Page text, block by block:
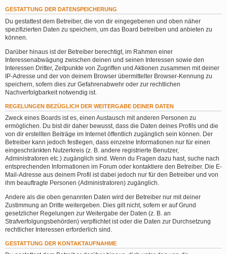
GESTATTUNG DER DATENSPEICHERUNG
Du gestattest dem Betreiber, die von dir eingegebenen und oben näher
spezifizierten Daten zu speichern, um das Board betreiben und anbieten zu
können.
Darüber hinaus ist der Betreiber berechtigt, im Rahmen einer
Interessenabwägung zwischen deinen und seinen Interessen sowie den
Interessen Dritter, Zeitpunkte von Zugriffen und Aktionen zusammen mit deiner
IP-Adresse und der von deinem Browser übermittelter Browser-Kennung zu
speichern, sofern dies zur Gefahrenabwehr oder zur rechtlichen
Nachverfolgbarkeit notwendig ist.
REGELUNGEN BEZÜGLICH DER WEITERGABE DEINER DATEN
Zweck eines Boards ist es, einen Austausch mit anderen Personen zu
ermöglichen. Du bist dir daher bewusst, dass die Daten deines Profils und die
von dir erstellten Beiträge im Internet öffentlich zugänglich sein können. Der
Betreiber kann jedoch festlegen, dass einzelne Informationen nur für einen
eingeschränkten Nutzerkreis (z. B. andere registrierte Benutzer,
Administratoren etc.) zugänglich sind. Wenn du Fragen dazu hast, suche nach
entsprechenden Informationen im Forum oder kontaktiere den Betreiber. Die E-
Mail-Adresse aus deinem Profil ist dabei jedoch nur für den Betreiber und von
ihm beauftragte Personen (Administratoren) zugänglich.
Andere als die oben genannten Daten wird der Betreiber nur mit deiner
Zustimmung an Dritte weitergeben. Dies gilt nicht, sofern er auf Grund
gesetzlicher Regelungen zur Weitergabe der Daten (z. B. an
Strafverfolgungsbehörden) verpflichtet ist oder die Daten zur Durchsetzung
rechtlicher Interessen erforderlich sind.
GESTATTUNG DER KONTAKTAUFNAHME